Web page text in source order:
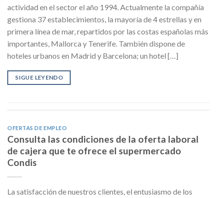
actividad en el sector el año 1994. Actualmente la compañía
gestiona 37 establecimientos, la mayoría de 4 estrellas y en
primera línea de mar, repartidos por las costas españolas más
importantes, Mallorca y Tenerife. También dispone de
hoteles urbanos en Madrid y Barcelona; un hotel […]
SIGUE LEYENDO
OFERTAS DE EMPLEO
Consulta las condiciones de la oferta laboral
de cajera que te ofrece el supermercado
Condis
La satisfacción de nuestros clientes, el entusiasmo de los